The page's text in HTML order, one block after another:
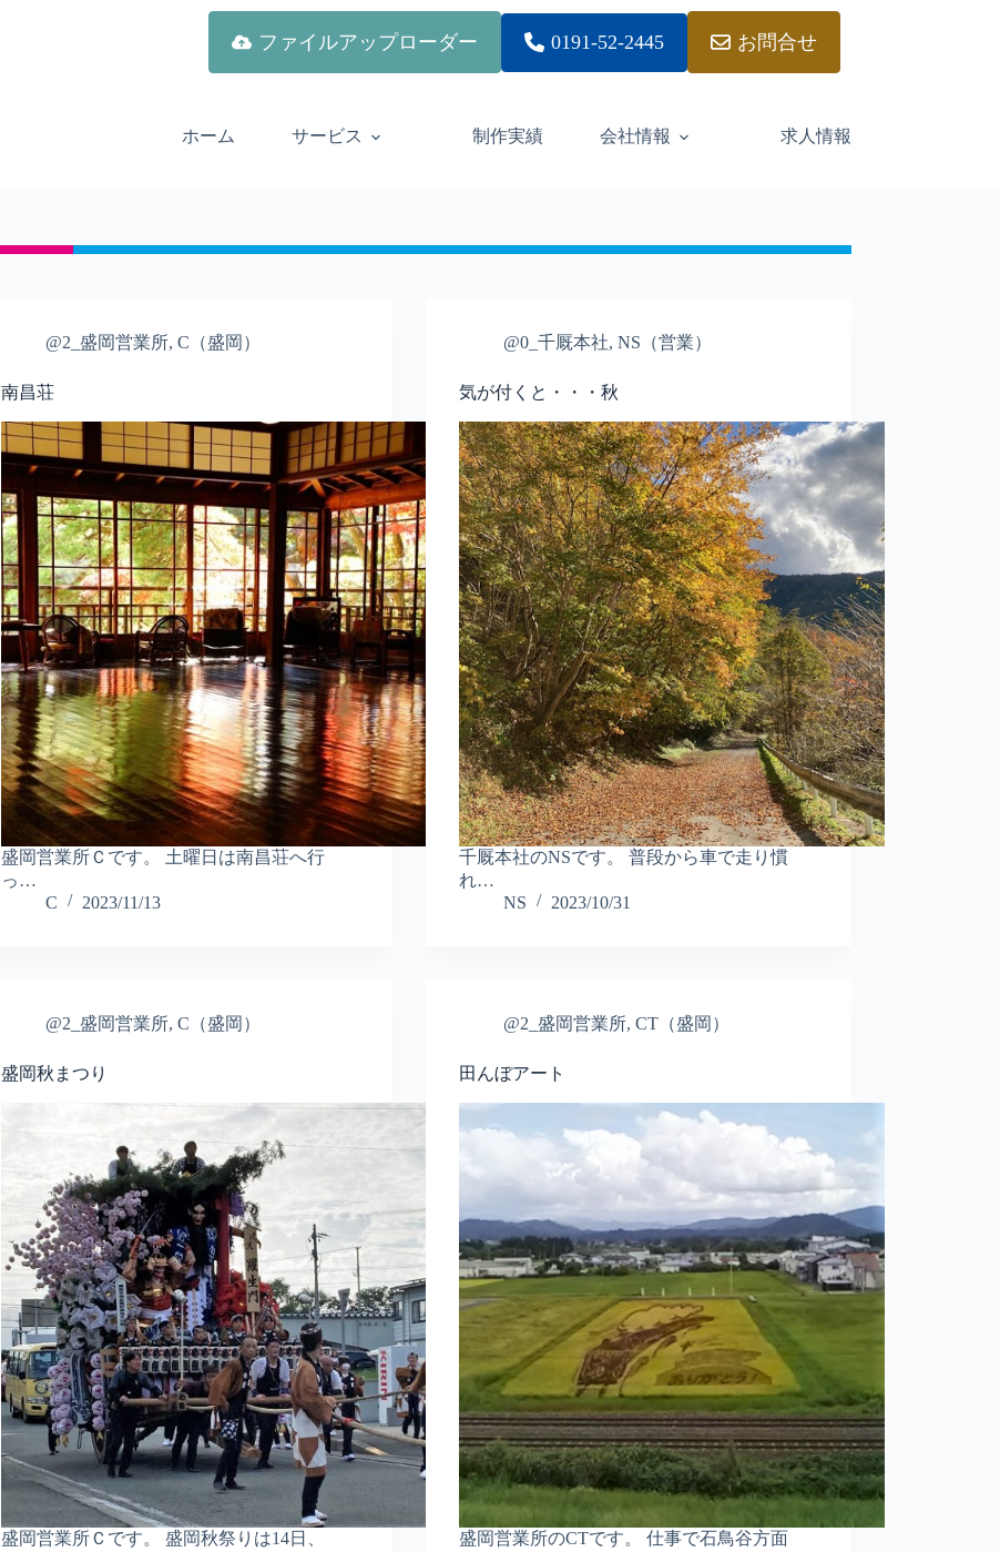
ファイルアップローダー 0191-52-2445 お問合せ
ホーム サービス 制作実績 会社情報 求人情報
@2_盛岡営業所,C（盛岡）
南昌荘
盛岡営業所Ｃです。 土曜日は南昌荘へ行
っ…
C
2023/11/13
@0_千厩本社,NS（営業）
気が付くと・・・秋
千厩本社のNSです。 普段から車で走り慣
れ…
NS
2023/10/31
@2_盛岡営業所,C（盛岡）
盛岡秋まつり
盛岡営業所Ｃです。 盛岡秋祭りは14日、
@2_盛岡営業所,CT（盛岡）
田んぼアート
盛岡営業所のCTです。 仕事で石鳥谷方面